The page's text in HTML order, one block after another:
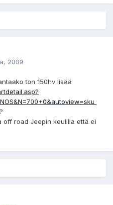
2009
ton 150hv lisää
off road Jeepin keulilla että ei